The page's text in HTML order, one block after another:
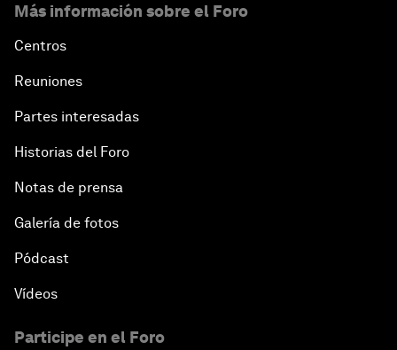
Más información sobre el Foro
Centros
Reuniones
Partes interesadas
Historias del Foro
Notas de prensa
Galería de fotos
Pódcast
Vídeos
Participe en el Foro